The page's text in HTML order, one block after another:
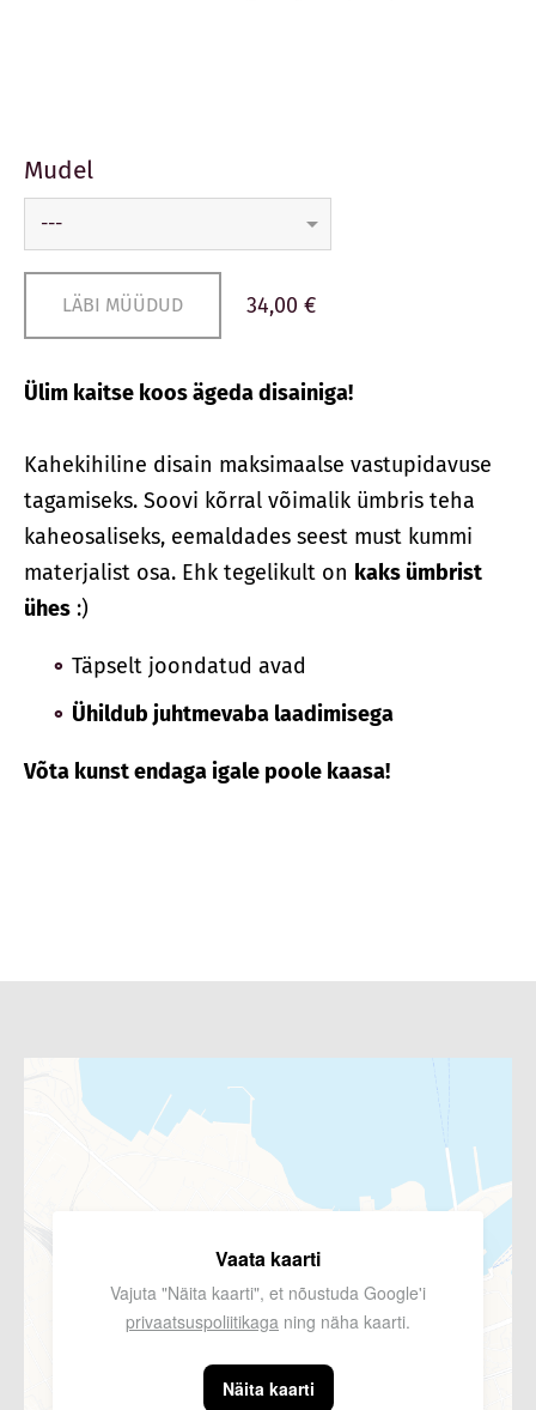
Mudel
LÄBI MÜÜDUD 34,00 €
Ülim kaitse koos ägeda disainiga!
Kahekihiline disain maksimaalse vastupidavuse
tagamiseks. Soovi kõrral võimalik ümbris teha
kaheosaliseks, eemaldades seest must kummi
materjalist osa. Ehk tegelikult on kaks ümbrist
ühes :)
Täpselt joondatud avad
Ühildub juhtmevaba laadimisega
Võta kunst endaga igale poole kaasa!
Vaata kaarti
Vajuta "Näita kaarti", et nõustuda Google'i
privaatsuspoliitikaga ning näha kaarti.
Näita kaarti